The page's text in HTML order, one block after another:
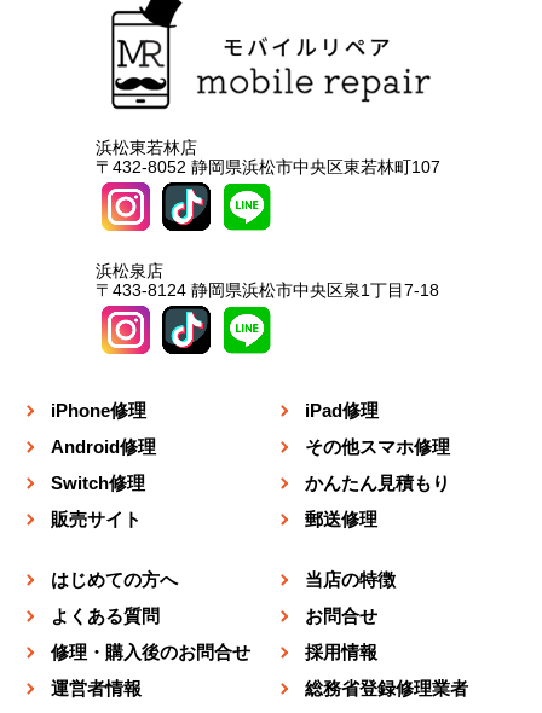
浜松東若林店
〒432-8052 静岡県浜松市中央区東若林町107
浜松泉店
〒433-8124 静岡県浜松市中央区泉1丁目7-18
iPhone修理
iPad修理
Android修理
その他スマホ修理
Switch修理
かんたん見積もり
販売サイト
郵送修理
はじめての方へ
当店の特徴
よくある質問
お問合せ
修理・購入後のお問合せ
採用情報
運営者情報
総務省登録修理業者